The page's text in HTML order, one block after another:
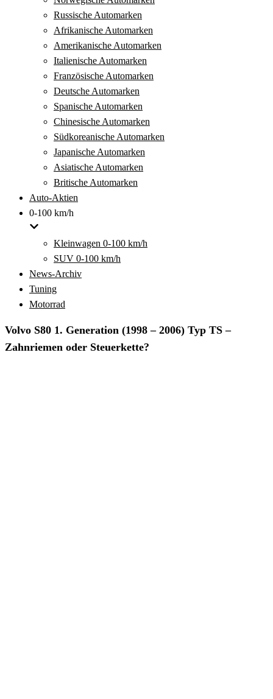
Russische Automarken
Afrikanische Automarken
Amerikanische Automarken
Italienische Automarken
Französische Automarken
Deutsche Automarken
Spanische Automarken
Chinesische Automarken
Südkoreanische Automarken
Japanische Automarken
Asiatische Automarken
Britische Automarken
Auto-Aktien
0-100 km/h
Kleinwagen 0-100 km/h
SUV 0-100 km/h
News-Archiv
Tuning
Motorrad
Volvo S80 1. Generation (1998 – 2006) Typ TS –
Zahnriemen oder Steuerkette?